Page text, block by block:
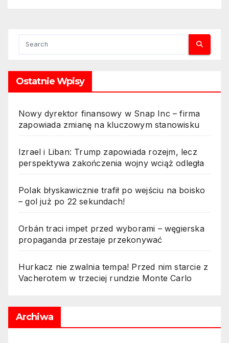
Ostatnie Wpisy
Nowy dyrektor finansowy w Snap Inc – firma
zapowiada zmianę na kluczowym stanowisku
Izrael i Liban: Trump zapowiada rozejm, lecz
perspektywa zakończenia wojny wciąż odległa
Polak błyskawicznie trafił po wejściu na boisko
– gol już po 22 sekundach!
Orbán traci impet przed wyborami – węgierska
propaganda przestaje przekonywać
Hurkacz nie zwalnia tempa! Przed nim starcie z
Vacherotem w trzeciej rundzie Monte Carlo
Archiwa